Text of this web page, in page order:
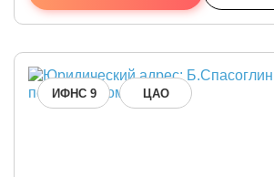
ИФНС 9 ЦАО